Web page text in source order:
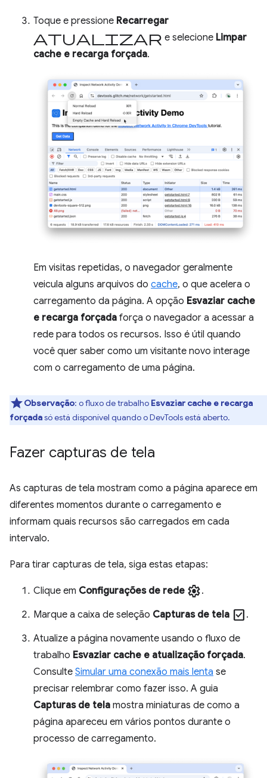
Toque e pressione Recarregar
atualizar e selecione Limpar
cache e recarga forçada.
Em visitas repetidas, o navegador geralmente
veicula alguns arquivos do cache, o que acelera o
carregamento da página. A opção Esvaziar cache
e recarga forçada força o navegador a acessar a
rede para todos os recursos. Isso é útil quando
você quer saber como um visitante novo interage
com o carregamento de uma página.
Observação: o fluxo de trabalho Esvaziar cache e recarga
forçadasó está disponível quando o DevTools está aberto.
Fazer capturas de tela
As capturas de tela mostram como a página aparece em
diferentes momentos durante o carregamento e
informam quais recursos são carregados em cada
intervalo.
Para tirar capturas de tela, siga estas etapas:
Clique em Configurações de rede settings.
Marque a caixa de seleção Capturas de tela check_box .
Atualize a página novamente usando o fluxo de
trabalho Esvaziar cache e atualização forçada.
Consulte Simular uma conexão mais lenta se
precisar relembrar como fazer isso. A guia
Capturas de tela mostra miniaturas de como a
página apareceu em vários pontos durante o
processo de carregamento.